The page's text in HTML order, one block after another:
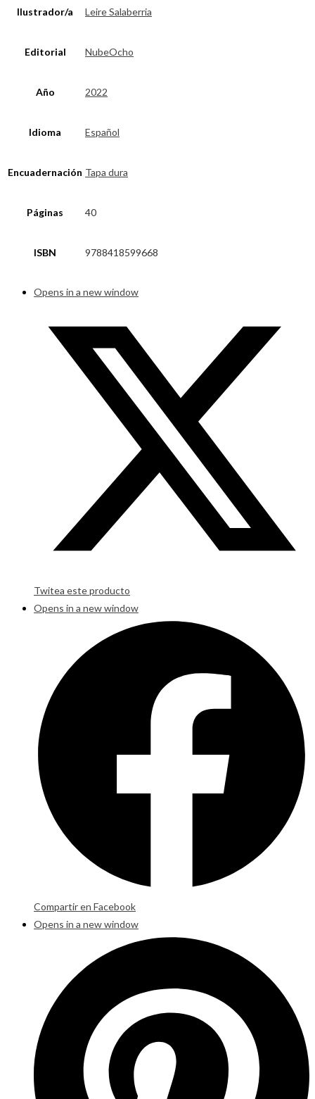
Ilustrador/a Leire Salaberria
Editorial NubeOcho
Año 2022
Idioma Español
Encuadernación Tapa dura
Páginas 40
ISBN 9788418599668
Opens in a new window
Twitea este producto
Opens in a new window
Compartir en Facebook
Opens in a new window